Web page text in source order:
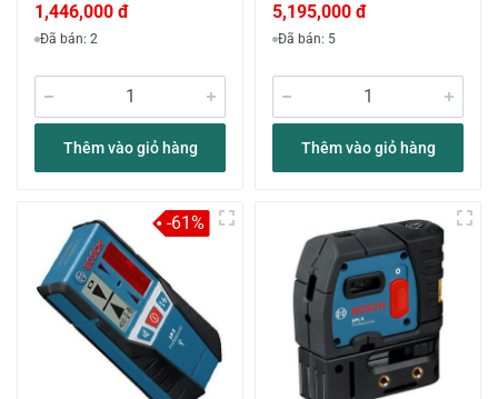
1,446,000 đ
Đã bán: 2
Thêm vào giỏ hàng
5,195,000 đ
Đã bán: 5
Thêm vào giỏ hàng
-61%